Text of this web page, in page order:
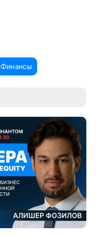
Финансы